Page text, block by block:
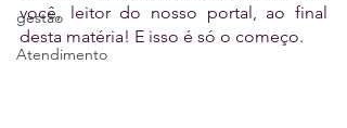
gestão
Atendimento
você, leitor do nosso portal, ao final
desta matéria! E isso é só o começo.